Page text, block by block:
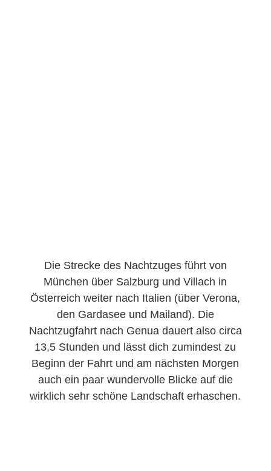
Die Strecke des Nachtzuges führt von
München über Salzburg und Villach in
Österreich weiter nach Italien (über Verona,
den Gardasee und Mailand). Die
Nachtzugfahrt nach Genua dauert also circa
13,5 Stunden und lässt dich zumindest zu
Beginn der Fahrt und am nächsten Morgen
auch ein paar wundervolle Blicke auf die
wirklich sehr schöne Landschaft erhaschen.